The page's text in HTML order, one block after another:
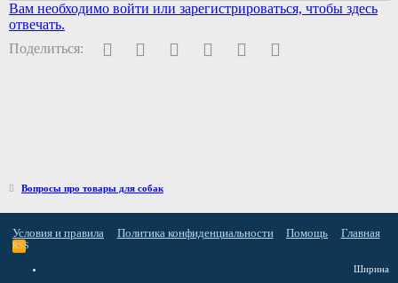
Вам необходимо войти или зарегистрироваться, чтобы здесь
отвечать.
Поделиться:
FacebookTwitter PinterestWhatsAppЭлектронная почта
Вопросы про товары для собак
Условия и правила Политика конфиденциальности Помощь Главная
RSS
Ширина